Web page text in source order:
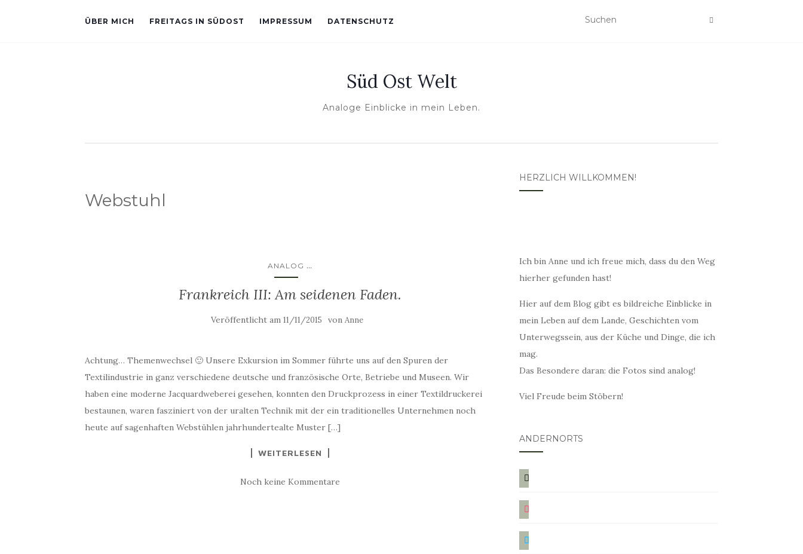
ÜBER MICH FREITAGS IN SÜDOST IMPRESSUM DATENSCHUTZ
Süd Ost Welt
Analoge Einblicke in mein Leben.
Webstuhl
ANALOG ...
Frankreich III: Am seidenen Faden.
Veröffentlicht am 11/11/2015 von Anne
Achtung… Themenwechsel 🙂 Unsere Exkursion im Sommer führte uns auf den Spuren der
Textilindustrie in ganz verschiedene deutsche und französische Orte, Betriebe und Museen. Wir
haben eine moderne Jacquardweberei gesehen, konnten den Druckprozess in einer Textildruckerei
bestaunen, waren fasziniert von der uralten Technik mit der ein traditionelles Unternehmen noch
heute auf sagenhaften Webstühlen jahrhundertealte Muster […]
WEITERLESEN
Noch keine Kommentare
HERZLICH WILLKOMMEN!
Ich bin Anne und ich freue mich, dass du den Weg
hierher gefunden hast!
Hier auf dem Blog gibt es bildreiche Einblicke in
mein Leben auf dem Lande, Geschichten vom
Unterwegssein, aus der Küche und Dinge, die ich
mag.
Das Besondere daran: die Fotos sind analog!
Viel Freude beim Stöbern!
ANDERNORTS
bloglovin
instagram
twitter